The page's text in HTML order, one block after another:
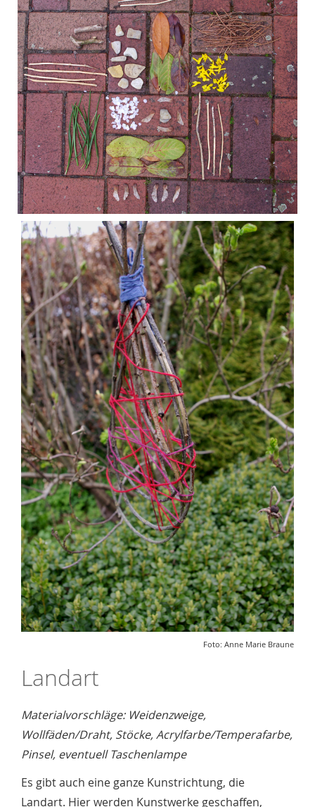
Foto: Anne Marie Braune
Landart
Materialvorschläge: Weidenzweige,
Wollfäden/Draht, Stöcke, Acrylfarbe/Temperafarbe,
Pinsel, eventuell Taschenlampe
Es gibt auch eine ganze Kunstrichtung, die
Landart. Hier werden Kunstwerke geschaffen,